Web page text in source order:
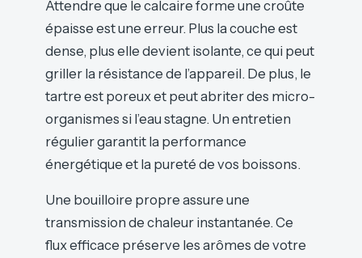
Attendre que le calcaire forme une croûte
épaisse est une erreur. Plus la couche est
dense, plus elle devient isolante, ce qui peut
griller la résistance de l’appareil. De plus, le
tartre est poreux et peut abriter des micro-
organismes si l’eau stagne. Un entretien
régulier garantit la performance
énergétique et la pureté de vos boissons.
Une bouilloire propre assure une
transmission de chaleur instantanée. Ce
flux efficace préserve les arômes de votre